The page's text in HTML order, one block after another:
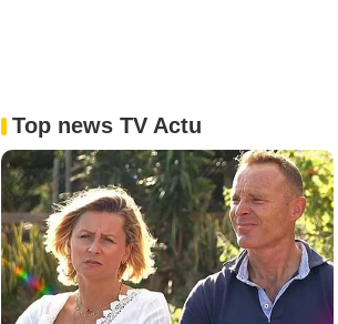
Top news TV Actu